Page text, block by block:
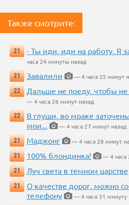
Также смотрите:
21 - Ты иди, иди на работу. Я
часа 24 минуты назад
21
Завалили
— 4 часа 25 минут
22
Дальше не поеду, чтобы не
— 4 часа 26 минут назад
22
В глуши, во мраке
мои...
— 4 часа 27 минут назад
21
Маджонг
— 4 часа 28 минут
21
100% блондинка!
— 4 часа
21
Луч света в темном царстве
21
О качестве дорог, можно
телефону
— 4 часа 31 минуту